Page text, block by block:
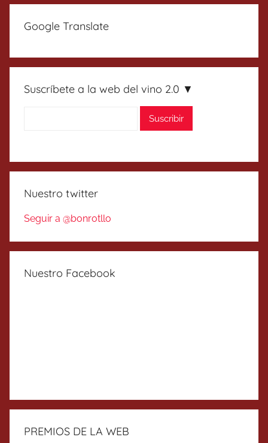
Google Translate
Suscríbete a la web del vino 2.0 ▼
Nuestro twitter
Seguir a @bonrotllo
Nuestro Facebook
PREMIOS DE LA WEB